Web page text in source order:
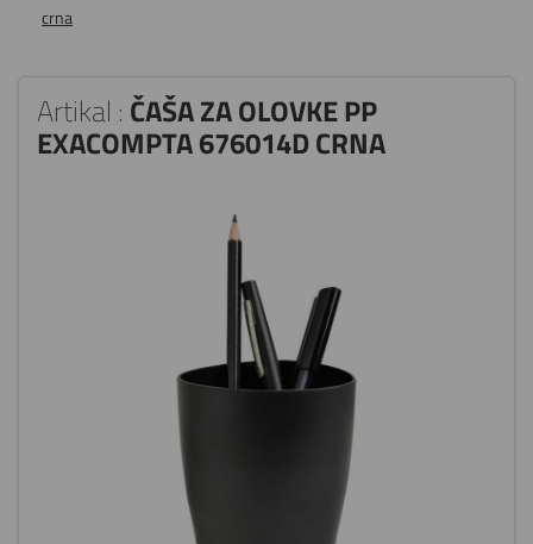
crna
Artikal : ČAŠA ZA OLOVKE PP
EXACOMPTA 676014D CRNA